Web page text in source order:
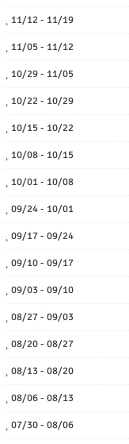
11/12 - 11/19
11/05 - 11/12
10/29 - 11/05
10/22 - 10/29
10/15 - 10/22
10/08 - 10/15
10/01 - 10/08
09/24 - 10/01
09/17 - 09/24
09/10 - 09/17
09/03 - 09/10
08/27 - 09/03
08/20 - 08/27
08/13 - 08/20
08/06 - 08/13
07/30 - 08/06